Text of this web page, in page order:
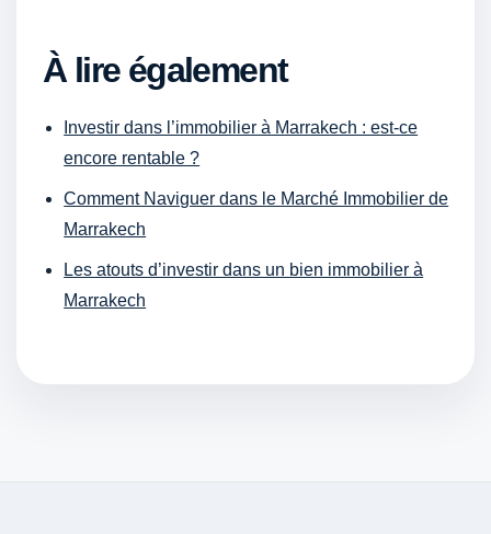
À lire également
Investir dans l’immobilier à Marrakech : est-ce
encore rentable ?
Comment Naviguer dans le Marché Immobilier de
Marrakech
Les atouts d’investir dans un bien immobilier à
Marrakech